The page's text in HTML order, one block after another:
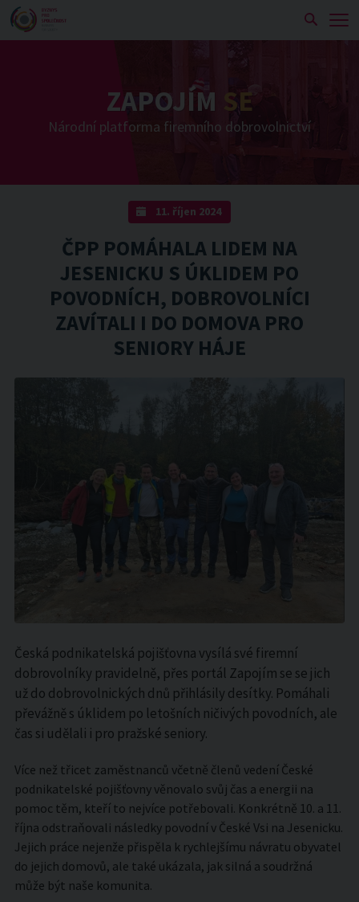
ZAPOJÍM SE
Národní platforma firemního dobrovolnictví
11. říjen 2024
ČPP POMÁHALA LIDEM NA
JESENICKU S ÚKLIDEM PO
POVODNÍCH, DOBROVOLNÍCI
ZAVÍTALI I DO DOMOVA PRO
SENIORY HÁJE
Česká podnikatelská pojišťovna vysílá své firemní
dobrovolníky pravidelně, přes portál Zapojím se se jich
už do dobrovolnických dnů přihlásily desítky. Pomáhali
převážně s úklidem po letošních ničivých povodních, ale
čas si udělali i pro pražské seniory.
Více než třicet zaměstnanců včetně členů vedení České
podnikatelské pojišťovny věnovalo svůj čas a energii na
pomoc těm, kteří to nejvíce potřebovali. Konkrétně 10. a 11.
října odstraňovali následky povodní v České Vsi na Jesenicku.
Jejich práce nejenže přispěla k rychlejšímu návratu obyvatel
do jejich domovů, ale také ukázala, jak silná a soudržná
může být naše komunita.